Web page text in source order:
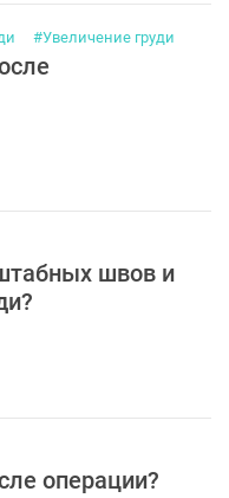
#Увеличение груди
швов и
операции?